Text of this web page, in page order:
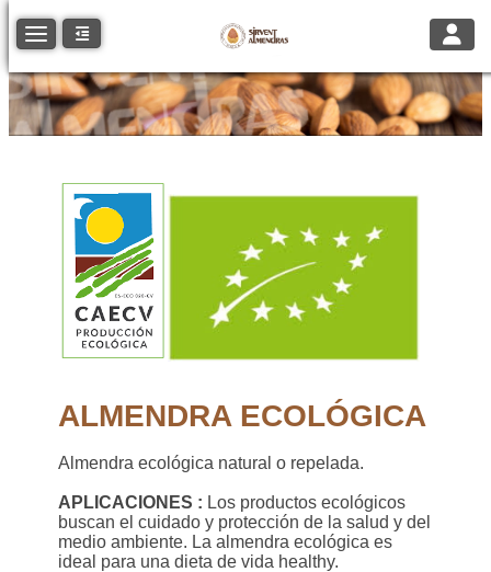
Toggle navigation
ALMENDRA ECOLÓGICA
Almendra ecológica natural o repelada.
APLICACIONES : Los productos ecológicos
buscan el cuidado y protección de la salud y del
medio ambiente. La almendra ecológica es
ideal para una dieta de vida healthy.